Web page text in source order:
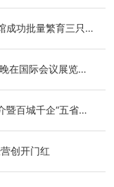
成功批量繁育三只
在国际会议展览中
暨百城千企“五省
创开门红